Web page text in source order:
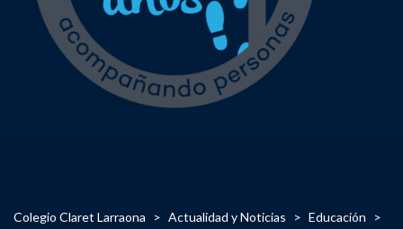
Colegio Claret Larraona > Actualidad y Noticias > Educación
>